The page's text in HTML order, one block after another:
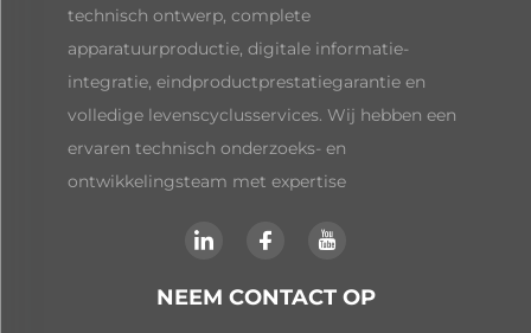
technisch ontwerp, complete
apparatuurproductie, digitale informatie-
integratie, eindproductprestatiegarantie en
volledige levenscyclusservices. Wij hebben een
ervaren technisch onderzoeks- en
ontwikkelingsteam met expertise
NEEM CONTACT OP